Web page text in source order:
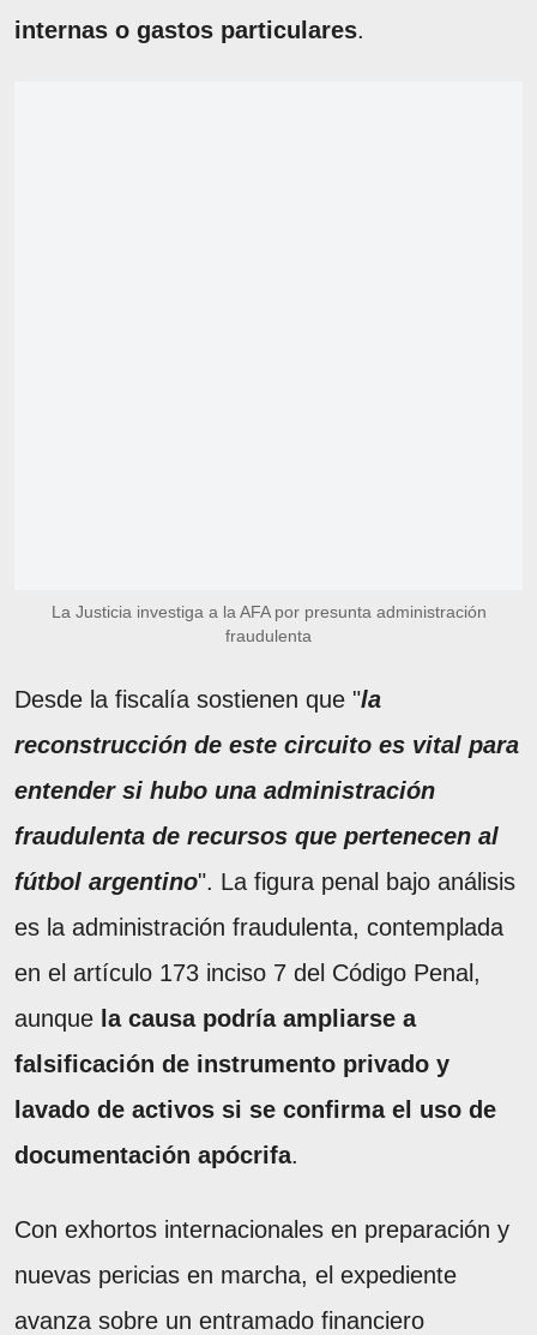
internas o gastos particulares.
La Justicia investiga a la AFA por presunta administración
fraudulenta
Desde la fiscalía sostienen que "la
reconstrucción de este circuito es vital para
entender si hubo una administración
fraudulenta de recursos que pertenecen al
fútbol argentino". La figura penal bajo análisis
es la administración fraudulenta, contemplada
en el artículo 173 inciso 7 del Código Penal,
aunque la causa podría ampliarse a
falsificación de instrumento privado y
lavado de activos si se confirma el uso de
documentación apócrifa.
Con exhortos internacionales en preparación y
nuevas pericias en marcha, el expediente
avanza sobre un entramado financiero